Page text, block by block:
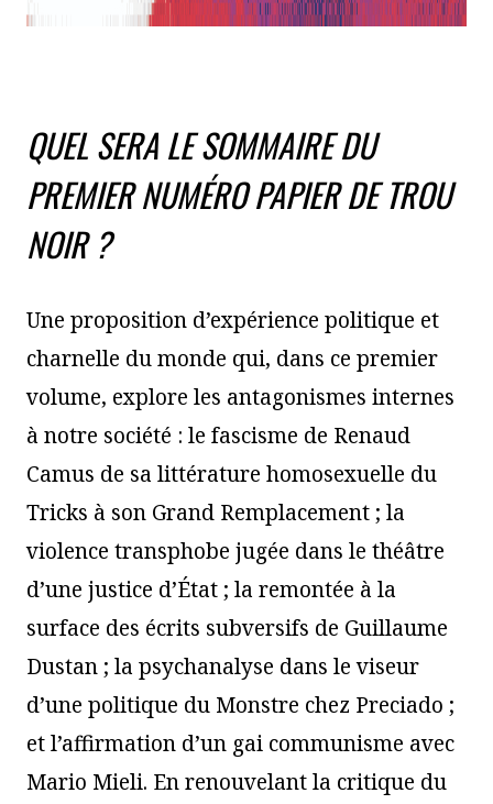
QUEL SERA LE SOMMAIRE DU
PREMIER NUMÉRO PAPIER DE TROU
NOIR ?
Une proposition d’expérience politique et
charnelle du monde qui, dans ce premier
volume, explore les antagonismes internes
à notre société : le fascisme de Renaud
Camus de sa littérature homosexuelle du
Tricks à son Grand Remplacement ; la
violence transphobe jugée dans le théâtre
d’une justice d’État ; la remontée à la
surface des écrits subversifs de Guillaume
Dustan ; la psychanalyse dans le viseur
d’une politique du Monstre chez Preciado ;
et l’affirmation d’un gai communisme avec
Mario Mieli. En renouvelant la critique du